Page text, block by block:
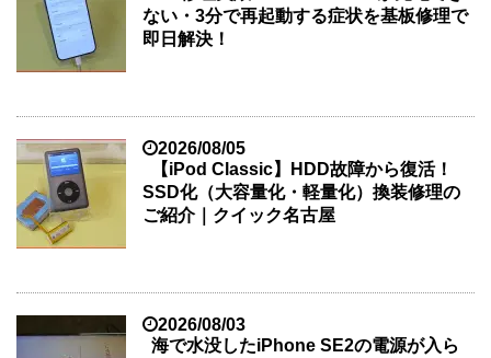
ない・3分で再起動する症状を基板修理で
即日解決！
2026/08/05
【iPod Classic】HDD故障から復活！
SSD化（大容量化・軽量化）換装修理の
ご紹介｜クイック名古屋
2026/08/03
海で水没したiPhone SE2の電源が入ら